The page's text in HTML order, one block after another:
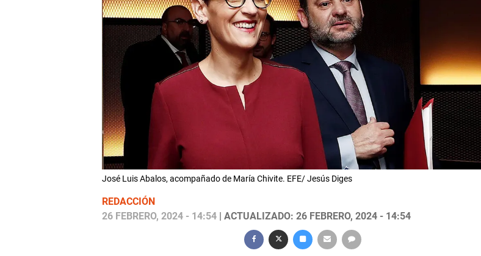
José Luis Abalos, acompañado de María Chivite. EFE/ Jesús Diges
REDACCIÓN
26 FEBRERO, 2024 - 14:54| ACTUALIZADO: 26 FEBRERO, 2024 - 14:54